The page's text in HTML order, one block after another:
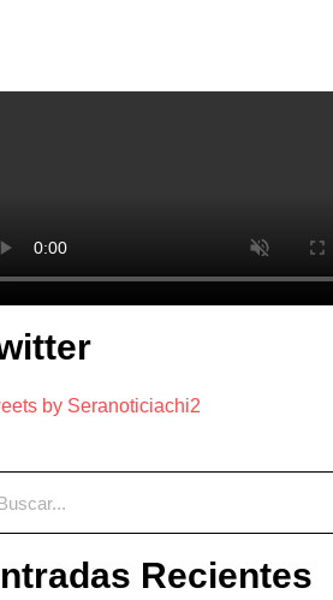
by Seranoticiachi2
Recientes